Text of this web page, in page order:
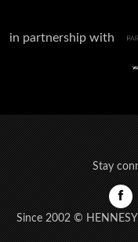
in partnership with
Stay
Since 2002 ©